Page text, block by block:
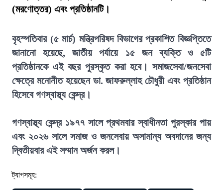
(মরণোত্তর) এবং প্রতিষ্ঠানটি।
বৃহস্পতিবার (৫ মার্চ) মন্ত্রিপরিষদ বিভাগের প্রকাশিত বিজ্ঞপ্তিতে
জানানো হয়েছে, জাতীয় পর্যায়ে ১৫ জন ব্যক্তি ও ৫টি
প্রতিষ্ঠানকে এই বছর পুরস্কৃত করা হবে। সমাজসেবা/জনসেবা
ক্ষেত্রে মনোনীত হয়েছেন ডা. জাফরুল্লাহ চৌধুরী এবং প্রতিষ্ঠান
হিসেবে গণস্বাস্থ্য কেন্দ্র।
গণস্বাস্থ্য কেন্দ্র ১৯৭৭ সালে প্রথমবার স্বাধীনতা পুরস্কার পায়
এবং ২০২৬ সালে সমাজ ও জনসেবায় অসামান্য অবদানের জন্য
দ্বিতীয়বার এই সম্মান অর্জন করল।
ট্যাগসমূহ: